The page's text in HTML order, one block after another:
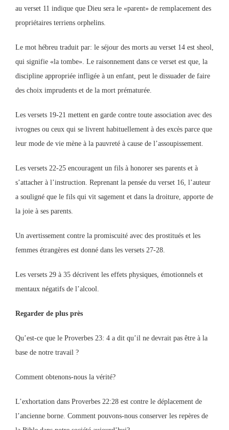
au verset 11 indique que Dieu sera le «parent» de remplacement des
propriétaires terriens orphelins.
Le mot hébreu traduit par: le séjour des morts au verset 14 est sheol,
qui signifie «la tombe». Le raisonnement dans ce verset est que, la
discipline appropriée infligée à un enfant, peut le dissuader de faire
des choix imprudents et de la mort prématurée.
Les versets 19-21 mettent en garde contre toute association avec des
ivrognes ou ceux qui se livrent habituellement à des excès parce que
leur mode de vie mène à la pauvreté à cause de l’assoupissement.
Les versets 22-25 encouragent un fils à honorer ses parents et à
s’attacher à l’instruction. Reprenant la pensée du verset 16, l’auteur
a souligné que le fils qui vit sagement et dans la droiture, apporte de
la joie à ses parents.
Un avertissement contre la promiscuité avec des prostitués et les
femmes étrangères est donné dans les versets 27-28.
Les versets 29 à 35 décrivent les effets physiques, émotionnels et
mentaux négatifs de l’alcool.
Regarder de plus près
Qu’est-ce que le Proverbes 23: 4 a dit qu’il ne devrait pas être à la
base de notre travail ?
Comment obtenons-nous la vérité?
L’exhortation dans Proverbes 22:28 est contre le déplacement de
l’ancienne borne. Comment pouvons-nous conserver les repères de